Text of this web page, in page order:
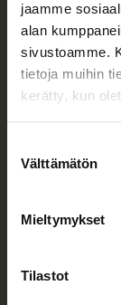
jaamme
alan
sivustoamme.
tietoja muihin
kerätty, kun
valinta
Välttämätön
Mieltymykset
Tilastot
Katariina